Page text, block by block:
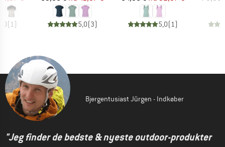
(1) 5,0(3) 5,0(1)
Bjergentusiast Jürgen - Indkøber
"Jeg finder de bedste & nyeste outdoor-produkter